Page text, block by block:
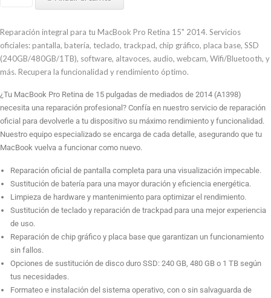
Reparación de placa base
Sustitución de Disco Duro SSD 240GB
Sustitución de Disco Duro SSD 480GB
Retina
15
pulgadas
mediados
A1398
cantidad
Reparación integral para tu MacBook Pro Retina 15" 2014. Servicios
oficiales: pantalla, batería, teclado, trackpad, chip gráfico, placa base, SSD
(240GB/480GB/1TB), software, altavoces, audio, webcam, Wifi/Bluetooth, y
más. Recupera la funcionalidad y rendimiento óptimo.
¿Tu MacBook Pro Retina de 15 pulgadas de mediados de 2014 (A1398)
necesita una reparación profesional? Confía en nuestro servicio de reparación
oficial para devolverle a tu dispositivo su máximo rendimiento y funcionalidad.
Nuestro equipo especializado se encarga de cada detalle, asegurando que tu
MacBook vuelva a funcionar como nuevo.
Reparación oficial de pantalla completa para una visualización impecable.
Sustitución de batería para una mayor duración y eficiencia energética.
Limpieza de hardware y mantenimiento para optimizar el rendimiento.
Sustitución de teclado y reparación de trackpad para una mejor experiencia
de uso.
Reparación de chip gráfico y placa base que garantizan un funcionamiento
sin fallos.
Opciones de sustitución de disco duro SSD: 240 GB, 480 GB o 1 TB según
tus necesidades.
Formateo e instalación del sistema operativo, con o sin salvaguarda de